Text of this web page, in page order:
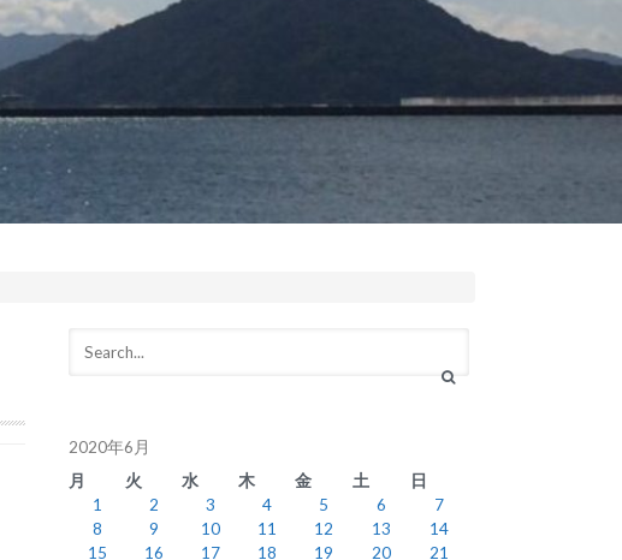
2020年6月
月
火 水 木 金 土
日
1
2 3 4 5 6
7
8
9 10 11 12 13
14
15
16 17 18 19 20
21